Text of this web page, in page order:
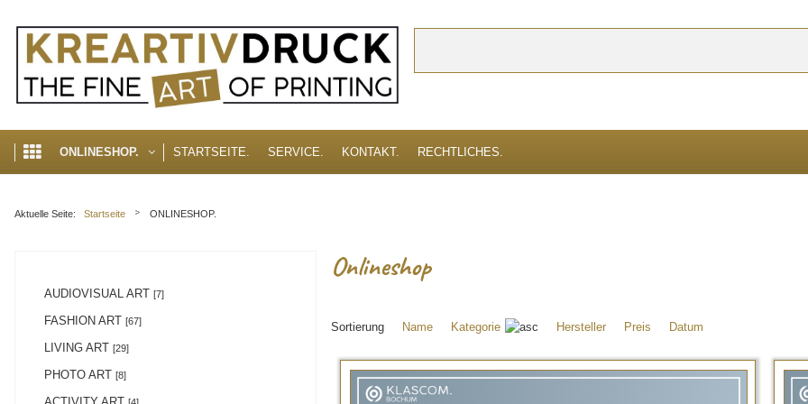
Cookie Hinweis
Um die Inhalte unserer Webseite optimal zu gestalten und fortlaufend zu verbessern, verwenden wir Cookies. Durch die weitere Nutzung der Webseite
erhalten Sie in unserer Datenschutzerklärung.
► Datenschutzerklärung
ONLINESHOP. STARTSEITE. SERVICE. KONTAKT. RECHTLICHES.
Aktuelle Seite: Startseite ONLINESHOP.
Onlineshop
Sortierung Name Kategorie Hersteller Preis Datum
AUDIOVISUAL ART [7]
FASHION ART [67]
LIVING ART [29]
PHOTO ART [8]